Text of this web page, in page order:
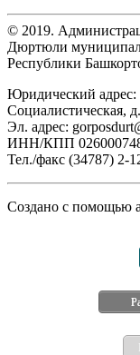
© 2019.
Дюртюли
Республики
Юридический
Социалистическая,
Эл. адрес:
ИНН/КПП
Тел./факс (34787) 2-
Создано с помощью